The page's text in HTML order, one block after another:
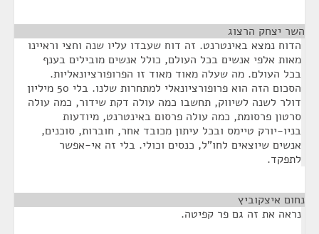
השר יצחק הרצוג
הדוח נמצא באינטרנט. זה דוח שעבדו עליו שנה וחצי וראיינו
מאות אלפי אנשים בכל העולם, כולל אנשים מובילים בענף
בכל העולם. מה שעלה מאוד מאוד זו הפרופורציונאליות.
הסכום הזה הוא פרופורציונאלי למתחרות שלנו. בלי 50 מיליון
דולר לשנה לשיווק, תחשבו כמה עולה דקת שידור, כמה עולה
סרטון פרסומת, כמה עולה פרסום באינטרנט, מיודעות
בניו-יורק טיימס ובכל עיתון מכובד אחר, חוברות, סוכנים,
אנשים שיוצאים לחו"ל, כנסים וכולי. בלי זה אי-אפשר
לתפקד.
נחום איצקוביץ
נראה את זה גם פר קפיטה.